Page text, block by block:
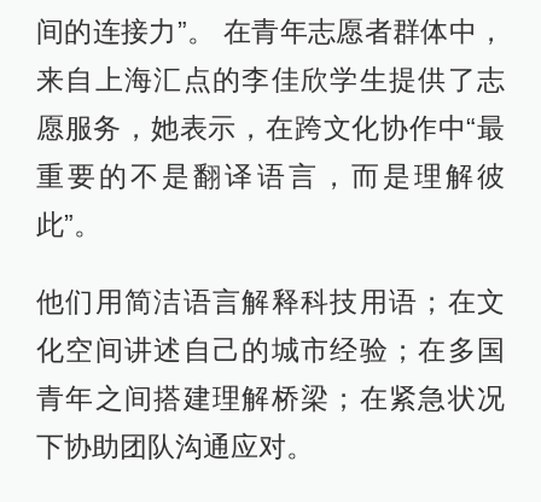
间的连接力”。 在青年志愿者群体中，
来自上海汇点的李佳欣学生提供了志
愿服务，她表示，在跨文化协作中“最
重要的不是翻译语言，而是理解彼
此”。
他们用简洁语言解释科技用语；在文
化空间讲述自己的城市经验；在多国
青年之间搭建理解桥梁；在紧急状况
下协助团队沟通应对。